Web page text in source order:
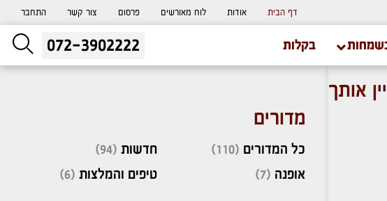
דף הבית אודות לוח מאורשים פרסום צור קשר התחבר
בקלות ליעוץ חינם
והזמנת כרטיס שמחות
072-3902222
אותך
מדורים
כל המדורים (110)
אופנה (7)
חדשות (94)
טיפים והמלצות (6)